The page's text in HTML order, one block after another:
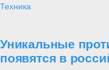
Техника
Уникальные
появятся в